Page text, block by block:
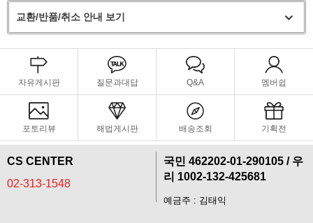
교환/반품/취소 안내 보기
자유게시판 질문과대답 Q&A 멤버쉽
포토리뷰 해법게시판 배송조회 기획전
CS CENTER
02-313-1548
국민 462202-01-290105 / 우
리 1002-132-425681
예금주 : 김태익